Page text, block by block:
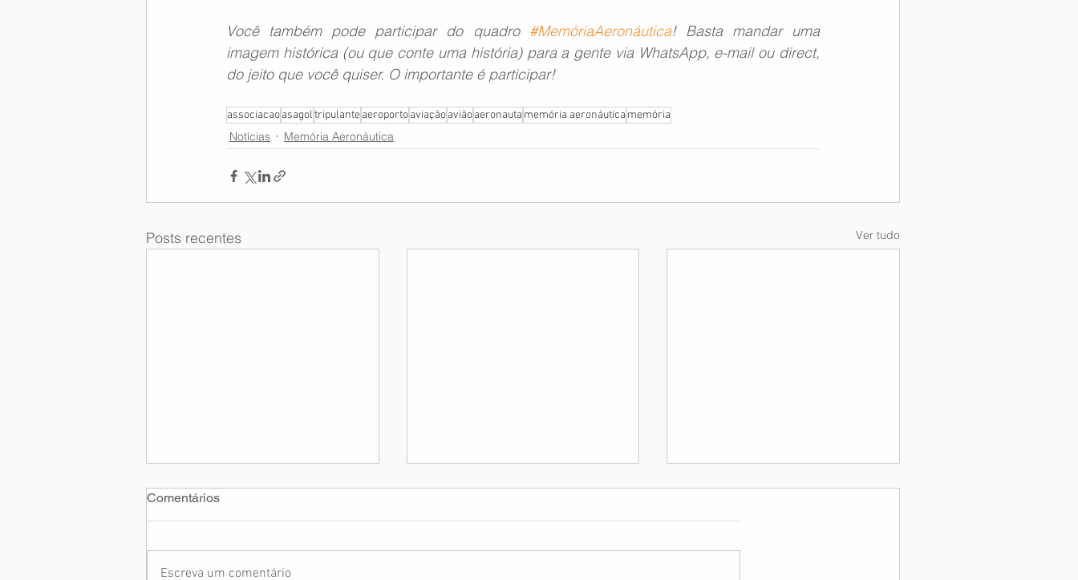
Você também pode participar do quadro #MemóriaAeronáutica! Basta mandar uma
imagem histórica (ou que conte uma história) para a gente via WhatsApp, e-mail ou direct,
do jeito que você quiser. O importante é participar!
associacaoasagoltripulanteaeroportoaviaçãoaviãoaeronauta memória aeronáutica memória
Notícias Memória Aeronáutica
Posts recentes Ver tudo
Comentários
Escreva um comentário